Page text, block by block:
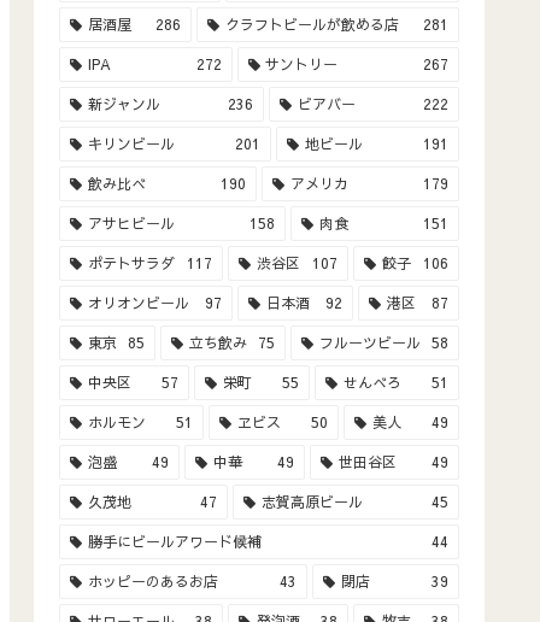
居酒屋 286 クラフトビールが飲める店 281
IPA 272 サントリー 267
新ジャンル 236 ビアバー 222
キリンビール 201 地ビール 191
飲み比べ 190 アメリカ 179
アサヒビール 158 肉食 151
ポテトサラダ 117 渋谷区 107 餃子 106
オリオンビール 97 日本酒 92 港区 87
東京 85 立ち飲み 75 フルーツビール 58
中央区 57 栄町 55 せんべろ 51
ホルモン 51 ヱビス 50 美人 49
泡盛 49 中華 49 世田谷区 49
久茂地 47 志賀高原ビール 45
勝手にビールアワード候補 44
ホッピーのあるお店 43 閉店 39